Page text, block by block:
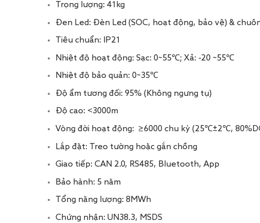
Trọng lượng: 41kg
Đen Led: Đèn Led (SOC, hoạt động, bảo vệ) &
Tiêu chuẩn: IP21
Nhiệt độ hoạt động: Sạc: 0~55℃; Xả: -20 ~55℃
Nhiệt độ bảo quản: 0~35℃
Độ ẩm tương đối: 95% (Không ngưng tụ)
Độ cao: <3000m
Vòng đời hoạt động: ≥6000 chu kỳ (25℃±2℃,
Lắp đặt: Treo tường hoặc gắn chồng
Giao tiếp: CAN 2.0, RS485, Bluetooth, App
Bảo hành: 5 năm
Tổng năng lượng: 8MWh
Chứng nhận: UN38.3, MSDS